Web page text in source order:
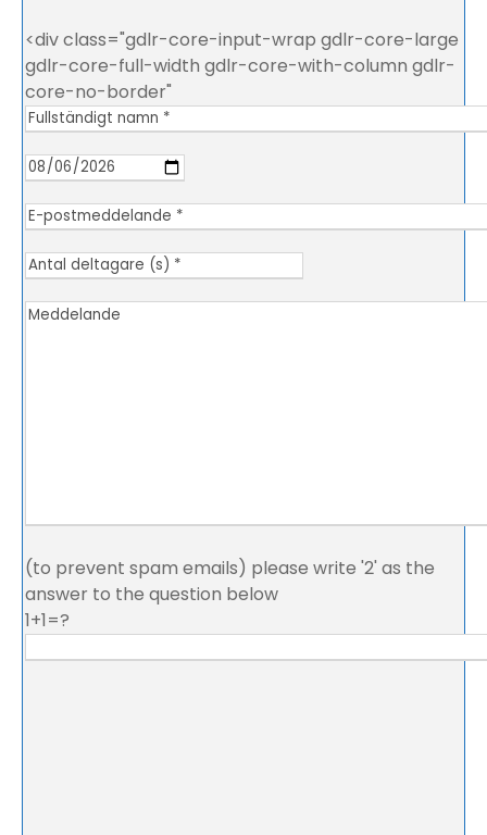
<div class="gdlr-core-input-wrap gdlr-core-large
gdlr-core-full-width gdlr-core-with-column gdlr-
core-no-border"
(to prevent spam emails) please write '2' as the
answer to the question below
1+1=?